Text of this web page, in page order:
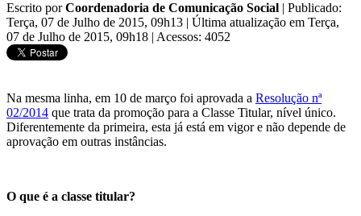
Escrito porCoordenadoria de Comunicação Social | Publicado:
Terça, 07 de Julho de 2015, 09h13 | Última atualização em Terça,
07 de Julho de 2015, 09h18 | Acessos: 4052
Na mesma linha, em 10 de março foi aprovada a Resolução nª
02/2014 que trata da promoção para a Classe Titular, nível único.
Diferentemente da primeira, esta já está em vigor e não depende de
aprovação em outras instâncias.
O que é a classe titular?